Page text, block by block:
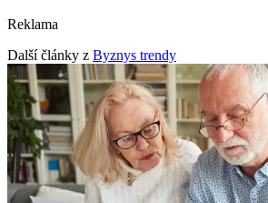
Reklama
Další články z Byznys trendy